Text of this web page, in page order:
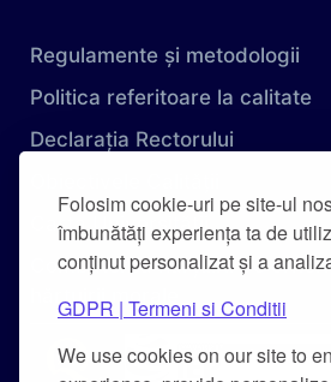
Folosim cookie-uri pe site-ul
îmbunătăți experiența ta de
conținut personalizat și a
GDPR | Termeni si Conditii
We use cookies on our site to
Regulamente și metodologii
Politica referitoare la calitate
Declarația Rectorului
Carta Universității
Combaterea hărțuirii pe
hărțuirii morale